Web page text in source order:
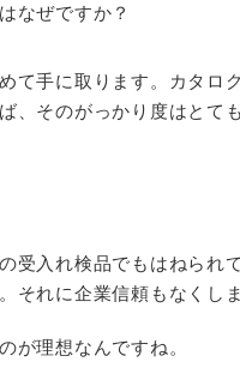
なぜですか？
て手に取ります。カタロ
、そのがっかり度はとて
受入れ検品でもはねられ
それに企業信頼もなくしま
が理想なんですね。